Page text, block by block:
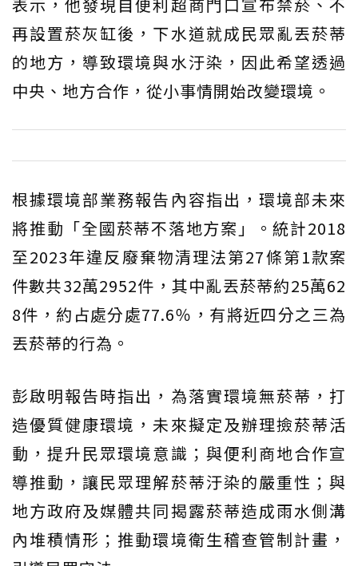
再設置菸灰缸後，下水道就成民眾亂丟菸蒂
的地方，導致環境與水汙染，因此希望透過
中央、地方合作，從小事情開始改變環境。
根據環境部業務報告內容指出，環境部未來
將推動「全國菸蒂不落地方案」。統計2018
至2023年違反廢棄物清理法第27條第1款案
件數共32萬2952件，其中亂丟菸蒂約25萬62
8件，約占處分處77.6％，有將近四分之三為
丟菸蒂的行為。
彭啟明報告時指出，為落實環境無菸蒂，打
造優質健康環境，未來擬定及辦理撿菸蒂活
動，提升民眾環境意識；與便利商地合作宣
導推動，讓民眾理解菸蒂汙染的嚴重性；與
地方政府及媒體共同揭露菸蒂造成雨水側溝
內堆積情形；推動環境衛生稽查管制計畫，